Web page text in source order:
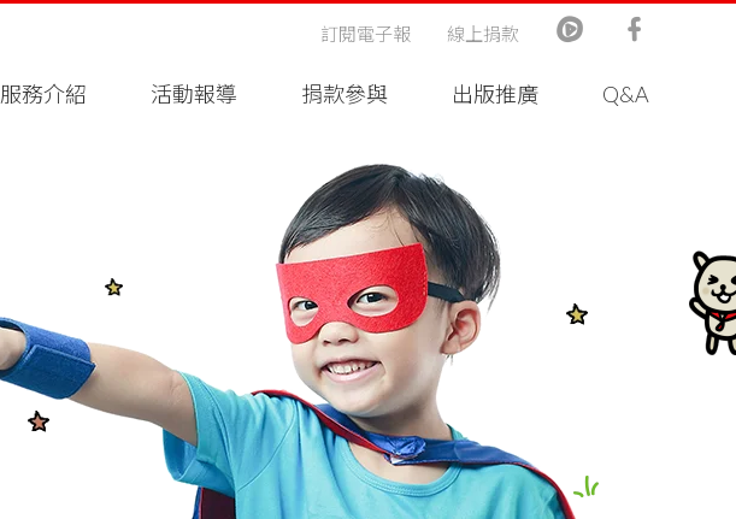
服務介紹 活動報導 捐款參與 出版推廣 Q&A
訂閱電子報 線上捐款